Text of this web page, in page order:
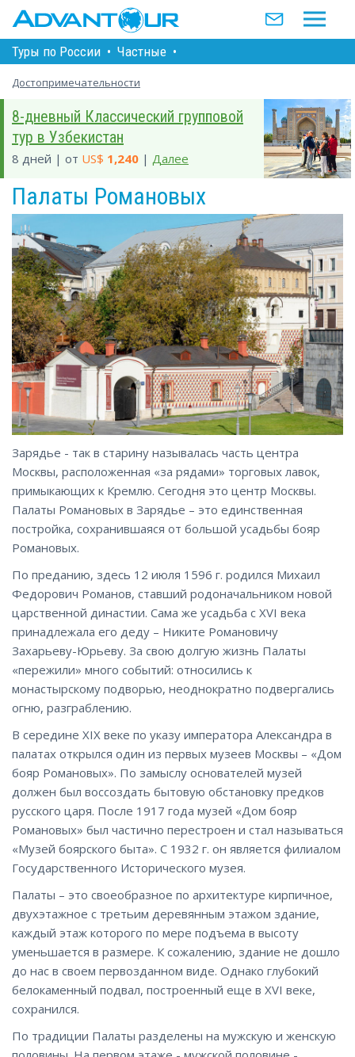
Туры по Росcии • Частные •
Достопримечательности
8-дневный Классический групповой
тур в Узбекистан
8 дней | от US$ 1,240 | Далее
Палаты Романовых
Зарядье - так в старину называлась часть центра
Москвы, расположенная «за рядами» торговых лавок,
примыкающих к Кремлю. Сегодня это центр Москвы.
Палаты Романовых в Зарядье – это единственная
постройка, сохранившаяся от большой усадьбы бояр
Романовых.
По преданию, здесь 12 июля 1596 г. родился Михаил
Федорович Романов, ставший родоначальником новой
царственной династии. Сама же усадьба с XVI века
принадлежала его деду – Никите Романовичу
Захарьеву-Юрьеву. За свою долгую жизнь Палаты
«пережили» много событий: относились к
монастырскому подворью, неоднократно подвергались
огню, разграблению.
В середине ХIХ веке по указу императора Александра в
палатах открылся один из первых музеев Москвы – «Дом
бояр Романовых». По замыслу основателей музей
должен был воссоздать бытовую обстановку предков
русского царя. После 1917 года музей «Дом бояр
Романовых» был частично перестроен и стал называться
«Музей боярского быта». С 1932 г. он является филиалом
Государственного Исторического музея.
Палаты – это своеобразное по архитектуре кирпичное,
двухэтажное с третьим деревянным этажом здание,
каждый этаж которого по мере подъема в высоту
уменьшается в размере. К сожалению, здание не дошло
до нас в своем первозданном виде. Однако глубокий
белокаменный подвал, построенный еще в XVI веке,
сохранился.
По традиции Палаты разделены на мужскую и женскую